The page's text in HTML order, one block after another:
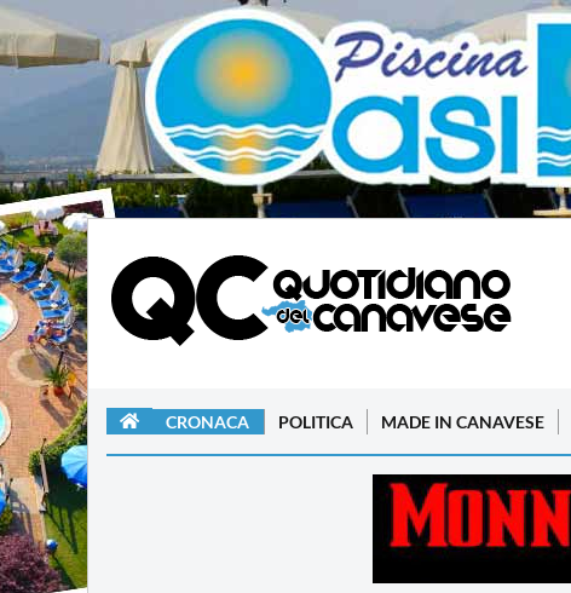
CRONACA POLITICA MADE IN CANAVESE